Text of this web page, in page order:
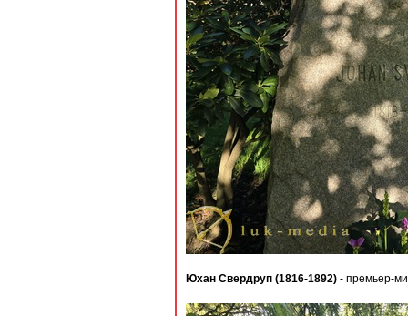
Юхан Свердруп (1816-1892) - премьер-